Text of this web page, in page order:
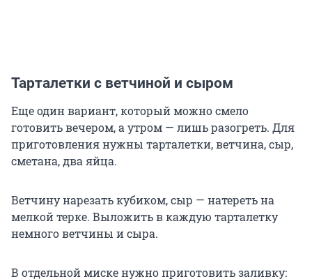
Тарталетки с ветчиной и сыром
Еще один вариант, который можно смело
готовить вечером, а утром — лишь разогреть. Для
приготовления нужны тарталетки, ветчина, сыр,
сметана, два яйца.
Ветчину нарезать кубиком, сыр — натереть на
мелкой терке. Выложить в каждую тарталетку
немного ветчины и сыра.
В отдельной миске нужно приготовить заливку: